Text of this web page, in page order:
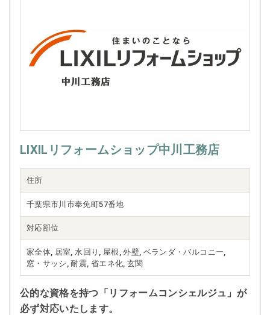
LIXILリフォームショップ中川工務店
住所
千葉県市川市奉免町57番地
対応部位
家全体, 居室, 水回り, 屋根, 外壁, ベランダ・バルコニー,
窓・サッシ, 耐震, 省エネ化, 玄関
公的な資格を持つ「リフォームコンシェルジュ」が
必ず対応いたします。